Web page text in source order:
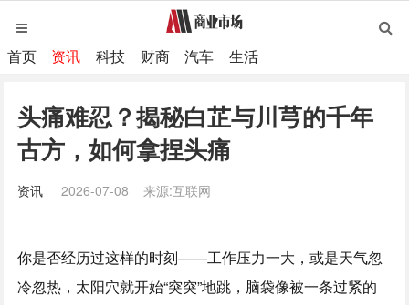
首页 资讯 科技 财商 汽车 生活
头痛难忍？揭秘白芷与川芎的千年
古方，如何拿捏头痛
资讯 2026-07-08 来源:互联网
你是否经历过这样的时刻——工作压力一大，或是天气忽
冷忽热，太阳穴就开始“突突”地跳，脑袋像被一条过紧的